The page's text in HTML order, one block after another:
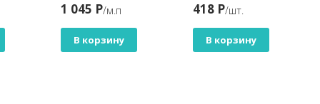
1 045 Р/м.п
В корзину
418 Р/шт.
В корзину